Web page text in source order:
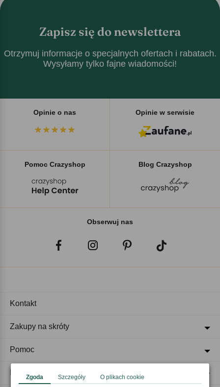
Zapisz się do newslettera
Otrzymuj informacje o specjalnych ofertach i rabatach.
Wysyłamy tylko fajne wiadomości!
Opinie o nas Opinie w serwisie
Pomoc Crazyshop Blog Crazyshop
Obserwuj nas
Kontakt
Zakupy na skróty
Pomoc
Regulaminy
Zgoda Szczegóły O plikach cookie